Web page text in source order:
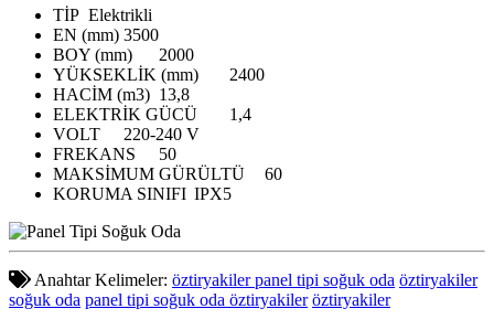
TİP Elektrikli
EN (mm) 3500
BOY (mm)
2000
YÜKSEKLİK (mm)
2400
HACİM (m3) 13,8
ELEKTRİK GÜCÜ
1,4
VOLT
220-240 V
FREKANS
50
MAKSİMUM GÜRÜLTÜ
60
KORUMA SINIFI IPX5
Anahtar Kelimeler: öztiryakiler panel tipi soğuk oda öztiryakiler
soğuk oda panel tipi soğuk oda öztiryakiler öztiryakiler